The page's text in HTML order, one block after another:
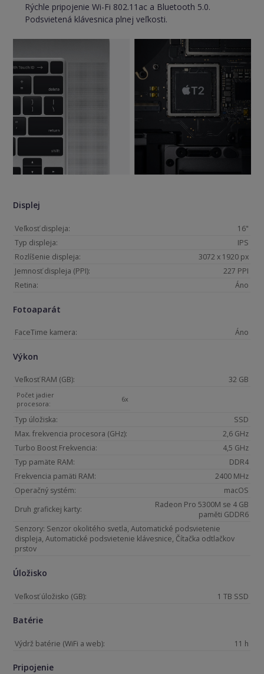
Displej
Veľkosť displeja:
16"
Typ displeja:
IPS
Rozlíšenie displeja:
3072 x 1920 px
Jemnosť displeja (PPI):
227 PPI
Retina:
Áno
Fotoaparát
FaceTime kamera: Áno
Výkon
Veľkosť RAM (GB): 32 GB
Počet jadier
procesora:
6x
Typ úložiska:
SSD
Max. frekvencia procesora (GHz):
2,6 GHz
Turbo Boost Frekvencia:
4,5 GHz
Typ pamäte RAM:
DDR4
Frekvencia pamäti RAM:
2400 MHz
Operačný systém:
macOS
Druh grafickej karty:
Radeon Pro 5300M se 4 GB
paměti GDDR6
Senzory: Senzor okolitého svetla, Automatické podsvietenie
displeja, Automatické podsvietenie klávesnice, Čítačka odtlačkov
prstov
Úložisko
Veľkosť úložisko (GB): 1 TB SSD
Batérie
Výdrž batérie (WiFi a web): 11 h
Pripojenie
Rýchle pripojenie Wi-Fi 802.11ac a Bluetooth 5.0.
Podsvietená klávesnica plnej veľkosti.